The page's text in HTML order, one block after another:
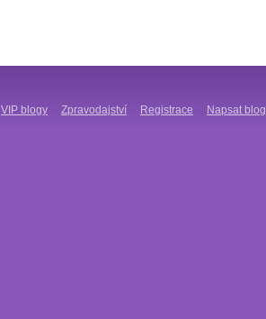
VIP blogy Zpravodajství Registrace Napsat blog